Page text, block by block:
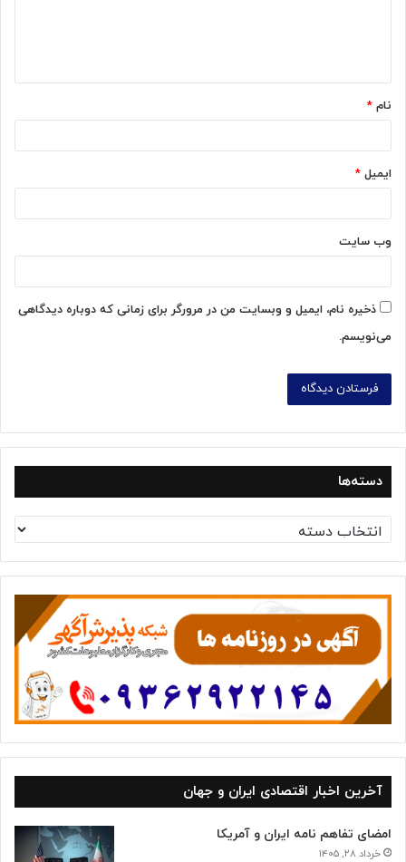
*
نام *
ایمیل *
وب‌ سایت
ذخیره نام، ایمیل و وبسایت من در مرورگر برای زمانی که دوباره دیدگاهی
می‌نویسم.
دسته‌ها
س
ت
ه‌
ه
آخرین اخبار اقتصادی ایران و جهان
امضای تفاهم نامه ایران و آمریکا
خرداد ۲۸, ۱۴۰۵